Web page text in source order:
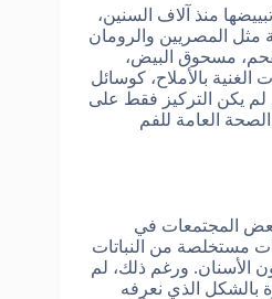
منذ آلاف السنين،
مثل المصريين والرومان
مسحوق البيض،
الغنية بالأملاح، كوسائل
لم يكن التركيز فقط على
العامة للفم
المجتمعات في
مستخلصة من النباتات
الأسنان. ورغم ذلك، لم
بالشكل الذي نعرفه